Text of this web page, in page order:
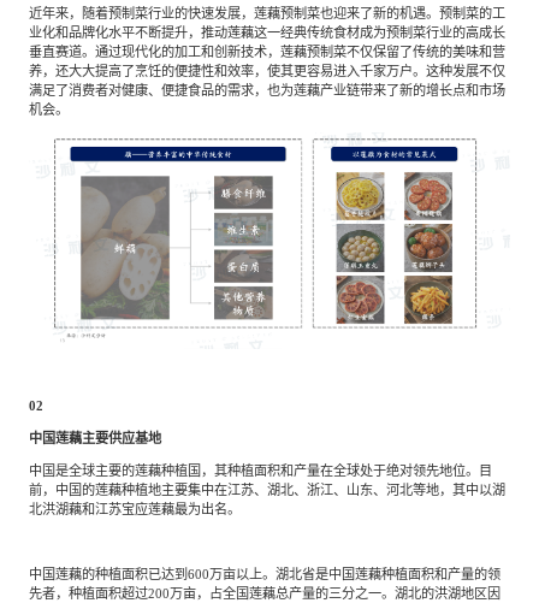
近年来，随着预制菜行业的快速发展，莲藕预制菜也迎来了新的机遇。预制菜的工
业化和品牌化水平不断提升，推动莲藕这一经典传统食材成为预制菜行业的高成长
垂直赛道。通过现代化的加工和创新技术，莲藕预制菜不仅保留了传统的美味和营
养，还大大提高了烹饪的便捷性和效率，使其更容易进入千家万户。这种发展不仅
满足了消费者对健康、便捷食品的需求，也为莲藕产业链带来了新的增长点和市场
机会。
02
中国莲藕主要供应基地
中国是全球主要的莲藕种植国，其种植面积和产量在全球处于绝对领先地位。目
前，中国的莲藕种植地主要集中在江苏、湖北、浙江、山东、河北等地，其中以湖
北洪湖藕和江苏宝应莲藕最为出名。
中国莲藕的种植面积已达到600万亩以上。湖北省是中国莲藕种植面积和产量的领
先者，种植面积超过200万亩，占全国莲藕总产量的三分之一。湖北的洪湖地区因